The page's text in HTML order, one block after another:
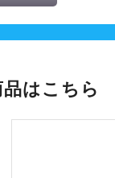
はこちら